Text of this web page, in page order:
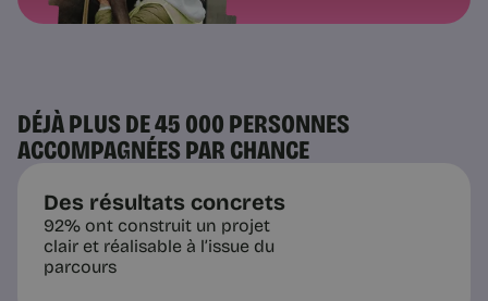
DÉJÀ PLUS DE 45 000 PERSONNES
ACCOMPAGNÉES PAR CHANCE
Des résultats concrets
92% ont construit un projet
clair et réalisable à l’issue du
parcours